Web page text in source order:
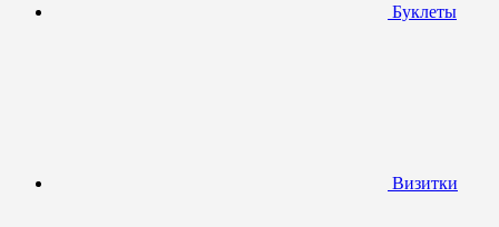
Буклеты
Визитки